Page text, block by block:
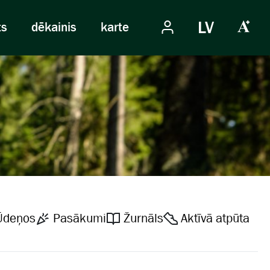
dēkainis karte LV
Pasākumi Žurnāls Aktīvā atpūta